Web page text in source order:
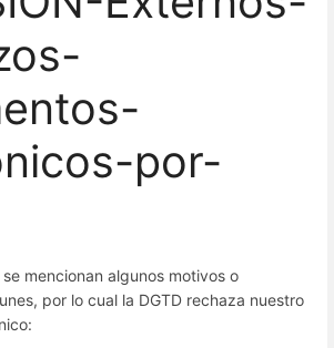
por-
mencionan algunos motivos o
por lo cual la DGTD rechaza nuestro